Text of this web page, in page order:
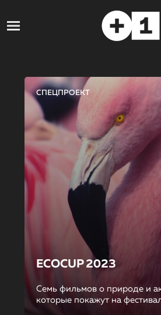
СПЕЦПРОЕКТ
ECOCUP 2023
Семь фильмов о природе и
которые покажут на